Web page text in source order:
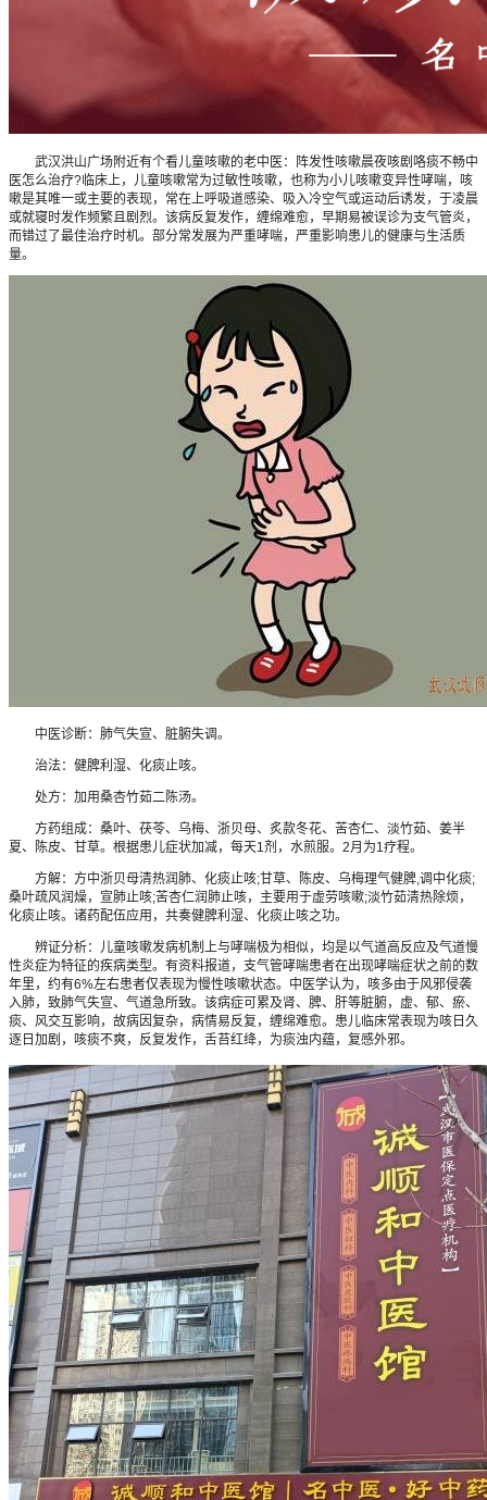
武汉洪山广场附近有个看儿童咳嗽的老中医：阵发性咳嗽晨夜咳剧咯痰不畅中
医怎么治疗?临床上，儿童咳嗽常为过敏性咳嗽，也称为小儿咳嗽变异性哮喘，咳
嗽是其唯一或主要的表现，常在上呼吸道感染、吸入冷空气或运动后诱发，于凌晨
或就寝时发作频繁且剧烈。该病反复发作，缠绵难愈，早期易被误诊为支气管炎，
而错过了最佳治疗时机。部分常发展为严重哮喘，严重影响患儿的健康与生活质
量。
中医诊断：肺气失宣、脏腑失调。
治法：健脾利湿、化痰止咳。
处方：加用桑杏竹茹二陈汤。
方药组成：桑叶、茯苓、乌梅、浙贝母、炙款冬花、苦杏仁、淡竹茹、姜半
夏、陈皮、甘草。根据患儿症状加减，每天1剂，水煎服。2月为1疗程。
方解：方中浙贝母清热润肺、化痰止咳;甘草、陈皮、乌梅理气健脾,调中化痰;
桑叶疏风润燥，宣肺止咳;苦杏仁润肺止咳，主要用于虚劳咳嗽;淡竹茹清热除烦，
化痰止咳。诸药配伍应用，共奏健脾利湿、化痰止咳之功。
辨证分析：儿童咳嗽发病机制上与哮喘极为相似，均是以气道高反应及气道慢
性炎症为特征的疾病类型。有资料报道，支气管哮喘患者在出现哮喘症状之前的数
年里，约有6%左右患者仅表现为慢性咳嗽状态。中医学认为，咳多由于风邪侵袭
入肺，致肺气失宣、气道急所致。该病症可累及肾、脾、肝等脏腑，虚、郁、瘀、
痰、风交互影响，故病因复杂，病情易反复，缠绵难愈。患儿临床常表现为咳日久
逐日加剧，咳痰不爽，反复发作，舌苔红绛，为痰浊内蕴，复感外邪。